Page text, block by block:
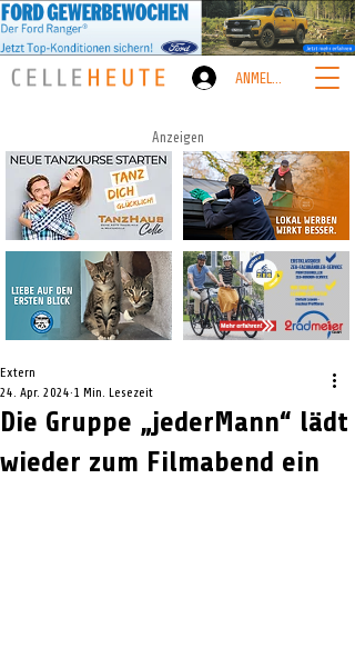
ANMELDEN
Anzeigen
Die Gruppe „jederMann“ lädt
wieder zum Filmabend ein
Extern
24. Apr. 2024 1 Min. Lesezeit